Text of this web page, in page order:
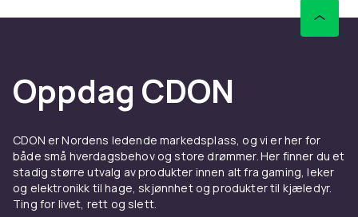
stiler og materialer, fra enkle og komfortable
Kombiner skjorter medkofter og
topper. Se hele sortimentet i skjorter og
Hverdagsskjorter for barn
En god hverdagsskjorte til barn skal være
komfortabel, pustbar og enkel å vaske.
Oppdag CDON
CDON er Nordens ledende markedsplass, og vi er her for
både små hverdagsbehov og store drømmer. Her finner du et
stadig større utvalg av produkter innen alt fra gaming, leker
og elektronikk til hage, skjønnhet og produkter til kjæledyr.
Ting for livet, rett og slett.